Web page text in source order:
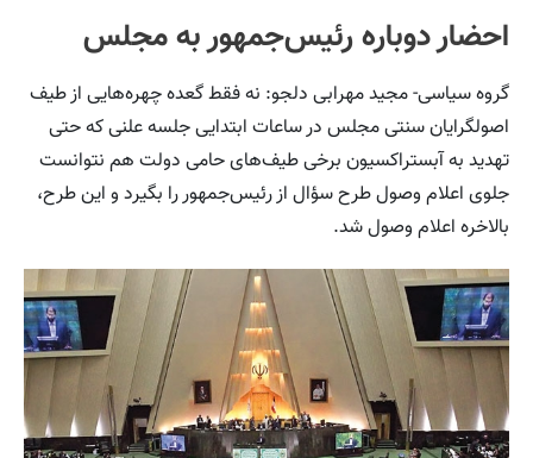
احضار دوباره رئیس‌جمهور به مجلس
گروه سیاسی- مجید مهرابی دلجو: نه فقط گعده چهره‌هایی از طیف
اصولگرایان سنتی مجلس در ساعات ابتدایی جلسه علنی که حتی
تهدید به آبستراکسیون برخی طیف‌های حامی دولت هم نتوانست
جلوی اعلام وصول طرح سؤال از رئیس‌جمهور را بگیرد و این طرح،
بالاخره اعلام وصول شد.